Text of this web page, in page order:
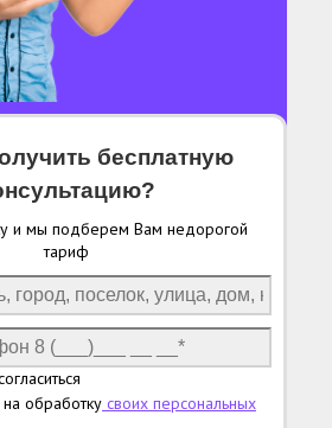
бесплатную
и мы подберем Вам недорогой
тариф
обработку своих персональных